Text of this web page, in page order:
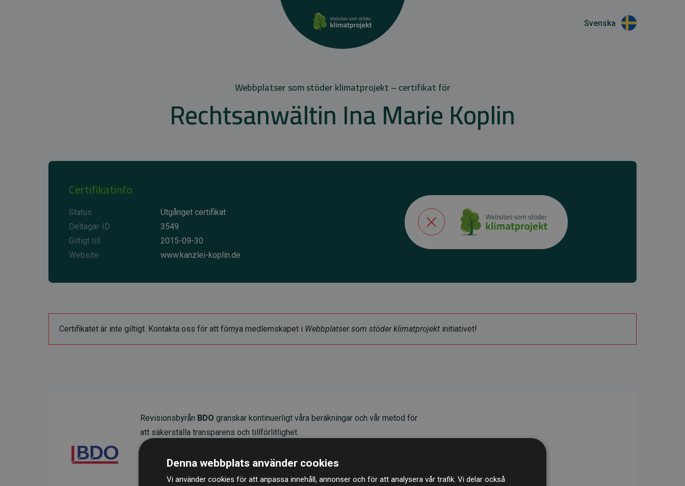
Svenska
Webbplatser som stöder klimatprojekt – certifikat för
Rechtsanwältin Ina Marie Koplin
Certifikatinfo
Status
Utgånget certifikat
Deltagar-ID
3549
Giltigt till
2015-09-30
Website
www.kanzlei-koplin.de
Certifikatet är inte giltigt. Kontakta oss för att förnya medlemskapet i Webbplatser som stöder klimatprojekt initiativet!
Revisionsbyrån BDO granskar kontinuerligt våra beräkningar och vår metod för
att säkerställa transparens och tillförlitlighet.
kompenserar för200 % av de beräknade CO₂-utsläppen
medlemswebbplatser – ett tydligt bevis på att vårt arbetssätt ger mätbar
Denna webbplats använder cookies
Vi använder cookies för att anpassa innehåll, annonser och för att analysera vår trafik. Vi delar också